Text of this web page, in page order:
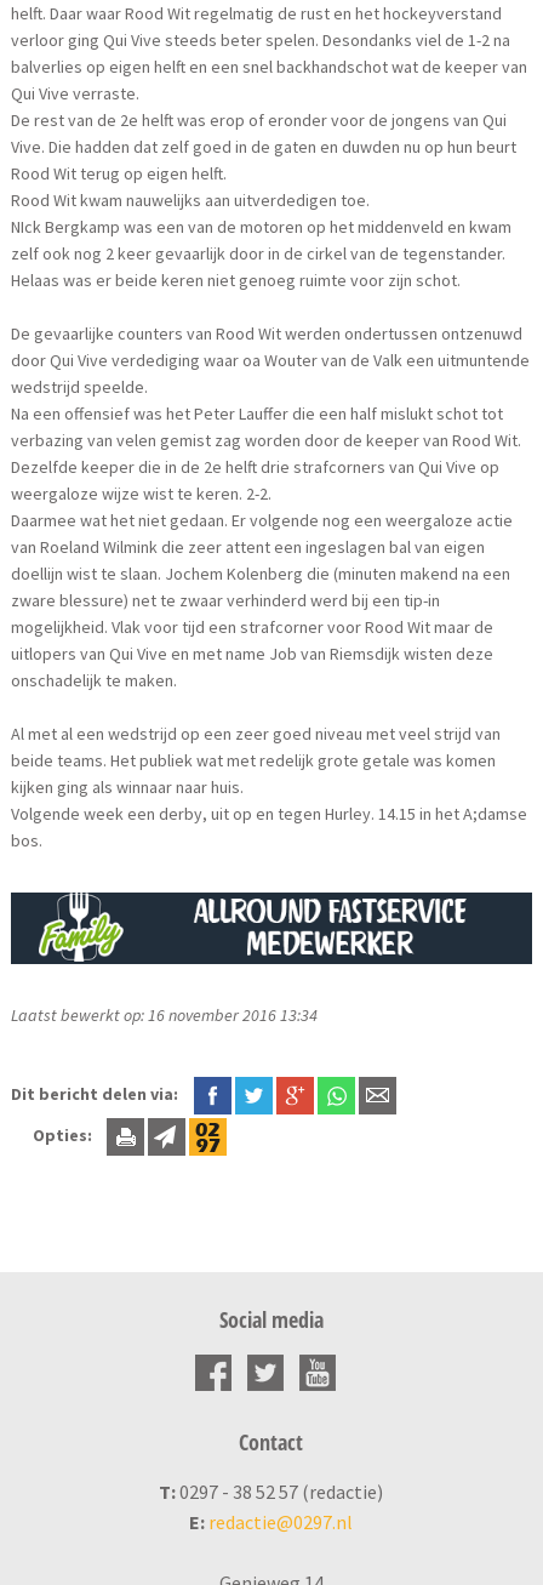
helft. Daar waar Rood Wit regelmatig de rust en het hockeyverstand
verloor ging Qui Vive steeds beter spelen. Desondanks viel de 1-2 na
balverlies op eigen helft en een snel backhandschot wat de keeper van
Qui Vive verraste.
De rest van de 2e helft was erop of eronder voor de jongens van Qui
Vive. Die hadden dat zelf goed in de gaten en duwden nu op hun beurt
Rood Wit terug op eigen helft.
Rood Wit kwam nauwelijks aan uitverdedigen toe.
NIck Bergkamp was een van de motoren op het middenveld en kwam
zelf ook nog 2 keer gevaarlijk door in de cirkel van de tegenstander.
Helaas was er beide keren niet genoeg ruimte voor zijn schot.
De gevaarlijke counters van Rood Wit werden ondertussen ontzenuwd
door Qui Vive verdediging waar oa Wouter van de Valk een uitmuntende
wedstrijd speelde.
Na een offensief was het Peter Lauffer die een half mislukt schot tot
verbazing van velen gemist zag worden door de keeper van Rood Wit.
Dezelfde keeper die in de 2e helft drie strafcorners van Qui Vive op
weergaloze wijze wist te keren. 2-2.
Daarmee wat het niet gedaan. Er volgende nog een weergaloze actie
van Roeland Wilmink die zeer attent een ingeslagen bal van eigen
doellijn wist te slaan. Jochem Kolenberg die (minuten makend na een
zware blessure) net te zwaar verhinderd werd bij een tip-in
mogelijkheid. Vlak voor tijd een strafcorner voor Rood Wit maar de
uitlopers van Qui Vive en met name Job van Riemsdijk wisten deze
onschadelijk te maken.
Al met al een wedstrijd op een zeer goed niveau met veel strijd van
beide teams. Het publiek wat met redelijk grote getale was komen
kijken ging als winnaar naar huis.
Volgende week een derby, uit op en tegen Hurley. 14.15 in het A;damse
bos.
Laatst bewerkt op: 16 november 2016 13:34
Dit bericht delen via:
Opties:
Social media
Contact
T:0297 - 38 52 57 (redactie)
E: redactie@0297.nl